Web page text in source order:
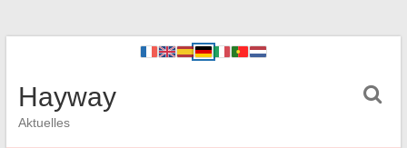
Hayway
Aktuelles